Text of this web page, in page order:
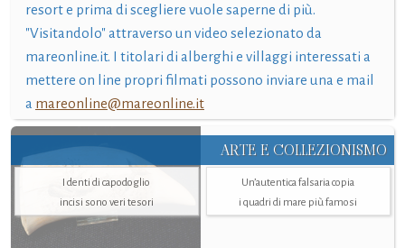
resort e prima di scegliere vuole saperne di più.
"Visitandolo" attraverso un video selezionato da
mareonline.it. I titolari di alberghi e villaggi interessati a
mettere on line propri filmati possono inviare una e mail
a mareonline@mareonline.it
ARTE E COLLEZIONISMO
I denti di capodoglio
incisi sono veri tesori
Un’autentica falsaria copia
i quadri di mare più famosi